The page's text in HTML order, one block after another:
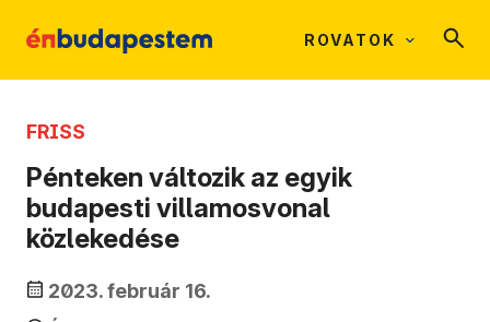
ROVATOK
FRISS
Pénteken változik az egyik
budapesti villamosvonal
közlekedése
2023. február 16.